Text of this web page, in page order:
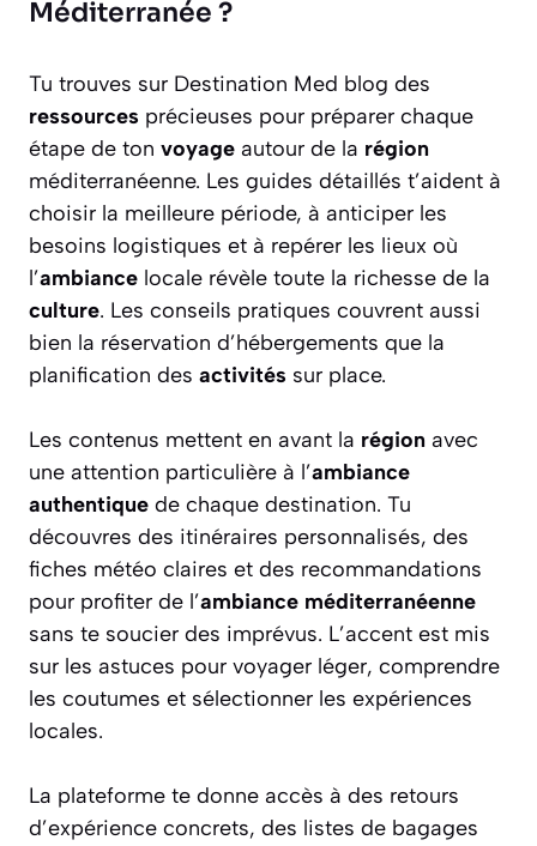
Méditerranée ?
Tu trouves sur Destination Med blog des
ressources précieuses pour préparer chaque
étape de ton voyage autour de la région
méditerranéenne. Les guides détaillés t’aident à
choisir la meilleure période, à anticiper les
besoins logistiques et à repérer les lieux où
l’ambiance locale révèle toute la richesse de la
culture. Les conseils pratiques couvrent aussi
bien la réservation d’hébergements que la
planification des activités sur place.
Les contenus mettent en avant la région avec
une attention particulière à l’ambiance
authentique de chaque destination. Tu
découvres des itinéraires personnalisés, des
fiches météo claires et des recommandations
pour profiter de l’ambiance méditerranéenne
sans te soucier des imprévus. L’accent est mis
sur les astuces pour voyager léger, comprendre
les coutumes et sélectionner les expériences
locales.
La plateforme te donne accès à des retours
d’expérience concrets, des listes de bagages